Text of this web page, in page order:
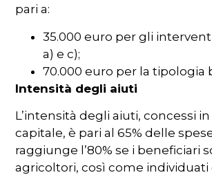
pari a:
35.000 euro per gli
a) e c);
70.000 euro per la tipologia
Intensità degli aiuti
L’intensità degli aiuti, concessi
capitale, è pari al 65% delle
raggiunge l’80% se i beneficiari
agricoltori, così come individuati